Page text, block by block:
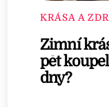
KRÁSA A
Zimní
pět
dny?